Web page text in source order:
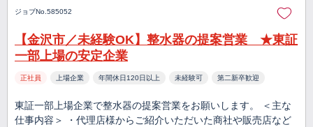
ジョブNo.585052
【金沢市／未経験OK】整水器の提案営業 ★東証
一部上場の安定企業
正社員 上場企業 年間休日120日以上 未経験可 第二新卒歓迎
東証一部上場企業で整水器の提案営業をお願いします。 ＜主な
仕事内容＞ ・代理店様からご紹介いただいた商社や販売店など